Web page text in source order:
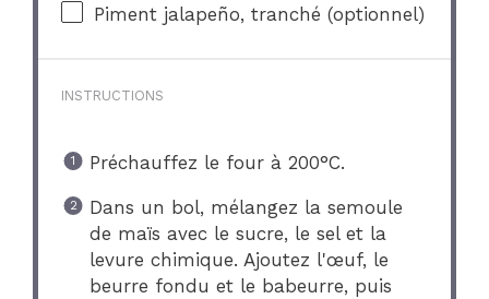
Piment jalapeño, tranché (optionnel)
INSTRUCTIONS
Préchauffez le four à 200°C.
Dans un bol, mélangez la semoule
de maïs avec le sucre, le sel et la
levure chimique. Ajoutez l'œuf, le
beurre fondu et le babeurre, puis